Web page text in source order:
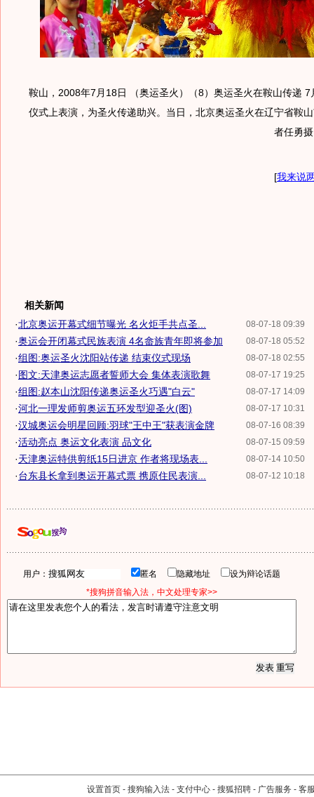
鞍山，2008年7月18日 （奥运圣火）（8）奥运圣火在鞍山传递
仪式上表演，为圣火传递助兴。当日，北京奥运圣火在辽宁省鞍
者任勇摄
[我来说
相关新闻
08-07-18 09:39
·北京奥运开幕式细节曝光 名火炬手共点圣...
08-07-18 05:52
·奥运会开闭幕式民族表演 4名畲族青年即将参加
08-07-18 02:55
·组图:奥运圣火沈阳站传递 结束仪式现场
08-07-17 19:25
·图文:天津奥运志愿者誓师大会 集体表演歌舞
08-07-17 14:09
·组图:赵本山沈阳传递奥运圣火巧遇"白云"
08-07-17 10:31
·河北一理发师剪奥运五环发型迎圣火(图)
08-07-16 08:39
·汉城奥运会明星回顾:羽球"王中王"获表演金牌
08-07-15 09:59
·活动亮点 奥运文化表演 品文化
08-07-14 10:50
·天津奥运特供剪纸15日进京 作者将现场表...
08-07-12 10:18
·台东县长拿到奥运开幕式票 携原住民表演...
用户： 匿名 隐藏地址
设为辩论话题
*搜狗拼音输入法，中文处理专家>>
设置首页 - 搜狗输入法 - 支付中心 - 搜狐招聘 - 广告服务 - 客